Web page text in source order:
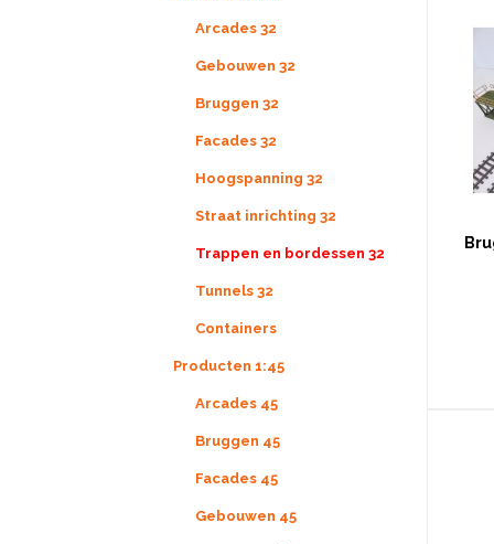
Arcades 32
Gebouwen 32
Bruggen 32
Facades 32
Hoogspanning 32
Straat inrichting 32
Trappen en bordessen 32
Tunnels 32
Containers
Producten 1:45
Arcades 45
Bruggen 45
Facades 45
Gebouwen 45
De
niet
MDF te
schaal is